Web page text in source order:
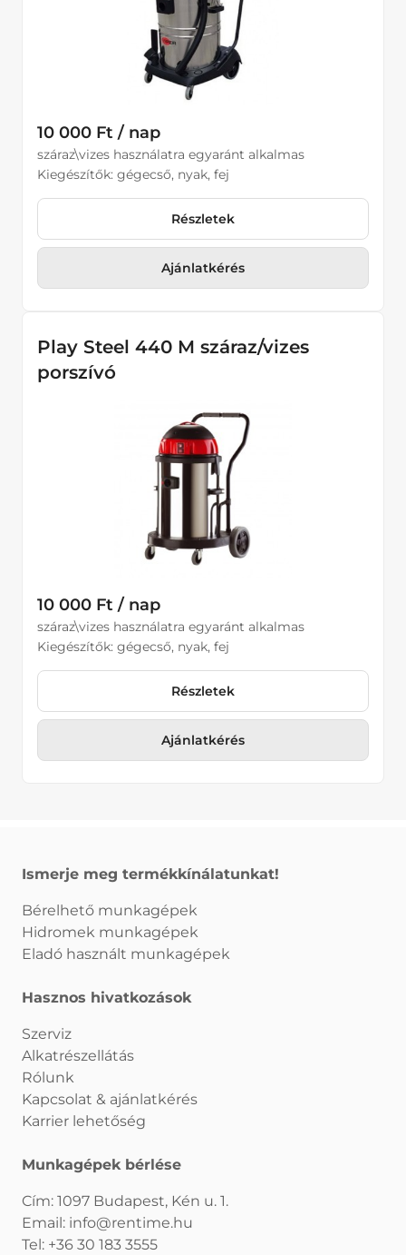
10 000 Ft / nap
száraz\vizes használatra egyaránt alkalmas
Kiegészítők: gégecső, nyak, fej
Részletek
Ajánlatkérés
Play Steel 440 M száraz/vizes
porszívó
10 000 Ft / nap
száraz\vizes használatra egyaránt alkalmas
Kiegészítők: gégecső, nyak, fej
Részletek
Ajánlatkérés
Ismerje meg termékkínálatunkat!
Bérelhető munkagépek
Hidromek munkagépek
Eladó használt munkagépek
Hasznos hivatkozások
Szerviz
Alkatrészellátás
Rólunk
Kapcsolat & ajánlatkérés
Karrier lehetőség
Munkagépek bérlése
Cím: 1097 Budapest, Kén u. 1.
Email: info@rentime.hu
Tel: +36 30 183 3555